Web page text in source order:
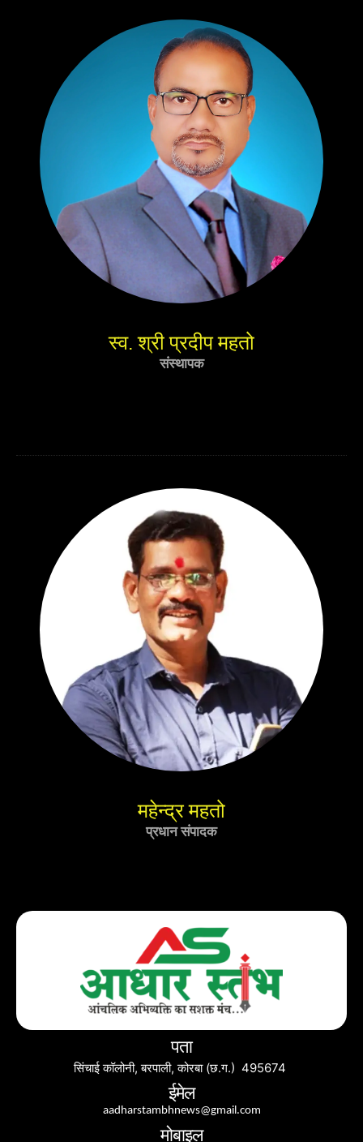
स्व. श्री प्रदीप महतो
संस्थापक
महेन्द्र महतो
प्रधान संपादक
पता
सिंचाई कॉलोनी, बरपाली, कोरबा (छ.ग.) 495674
ईमेल
aadharstambhnews@gmail.com
मोबाइल